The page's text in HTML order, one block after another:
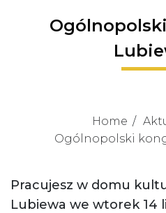
Home
Ogólnopolski
Pracujesz w domu
Lubiewa we wtorek 14